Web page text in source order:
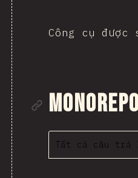
Công cụ
Liên kết
Tất cả câu trả